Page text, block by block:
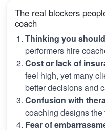
The real blockers
coach
Thinking you
performers hire
Cost or lack of
feel high, yet many
better decisions and
Confusion with
coaching designs the
Fear of